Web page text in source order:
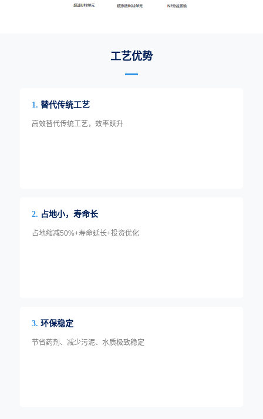
工艺优势
1. 替代传统工艺
高效替代传统工艺，效率跃升
2. 占地小，寿命长
占地缩减50%+寿命延长+投资优化
3. 环保稳定
节省药剂、减少污泥、水质极致稳定